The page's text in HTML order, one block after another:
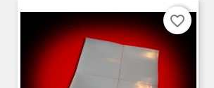
favorite_border